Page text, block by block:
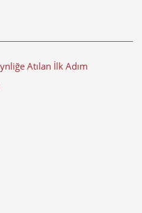
Atılan İlk Adım